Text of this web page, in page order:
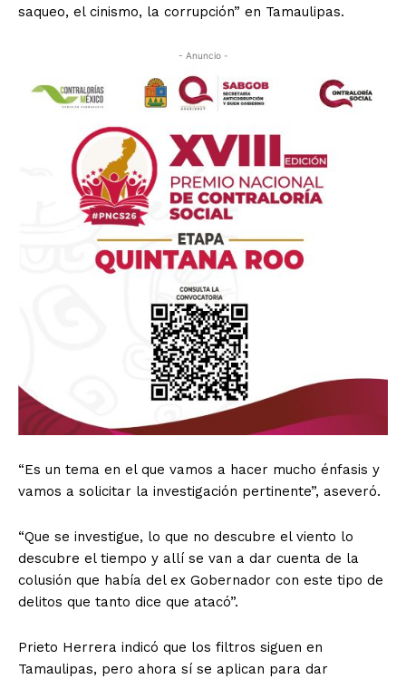
saqueo, el cinismo, la corrupción” en Tamaulipas.
- Anuncio -
“Es un tema en el que vamos a hacer mucho énfasis y
vamos a solicitar la investigación pertinente”, aseveró.
“Que se investigue, lo que no descubre el viento lo
descubre el tiempo y allí se van a dar cuenta de la
colusión que había del ex Gobernador con este tipo de
delitos que tanto dice que atacó”.
Prieto Herrera indicó que los filtros siguen en
Tamaulipas, pero ahora sí se aplican para dar